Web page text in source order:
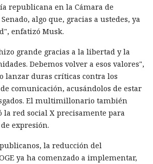
republicana en la Cámara de
algo que, gracias a ustedes, ya
enfatizó Musk.
grande gracias a la libertad y la
Debemos volver a esos valores",
lanzar duras críticas contra los
comunicación, acusándolos de estar
El multimillonario también
la red social X precisamente para
expresión.
la reducción del
ya ha comenzado a implementar,